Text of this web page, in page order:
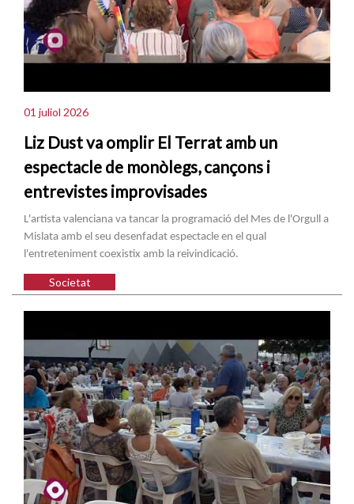
01 juliol 2026
Liz Dust va omplir El Terrat amb un
espectacle de monòlegs, cançons i
entrevistes improvisades
L'artista valenciana va tancar la programació del Mes de l'Orgull a
Mislata amb el seu desenfadat espectacle en el qual
l'entreteniment coexistix amb la reivindicació.
Societat